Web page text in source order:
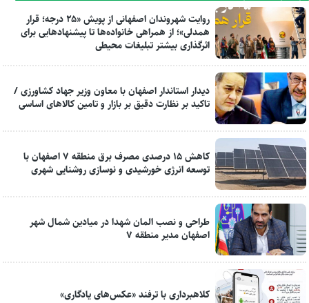
روایت شهروندان اصفهانی از پویش «۲۵ درجه؛ قرار
همدلی»؛ از همراهی خانواده‌ها تا پیشنهادهایی برای
اثرگذاری بیشتر تبلیغات محیطی
دیدار استاندار اصفهان با معاون وزیر جهاد کشاورزی /
تاکید بر نظارت دقیق بر بازار و تامین کالاهای اساسی
کاهش ۱۵ درصدی مصرف برق منطقه ۷ اصفهان با
توسعه انرژی خورشیدی و نوسازی روشنایی شهری
طراحی و نصب المان شهدا در میادین شمال شهر
اصفهان مدیر منطقه ۷
کلاهبرداری با ترفند «عکس‌های یادگاری»